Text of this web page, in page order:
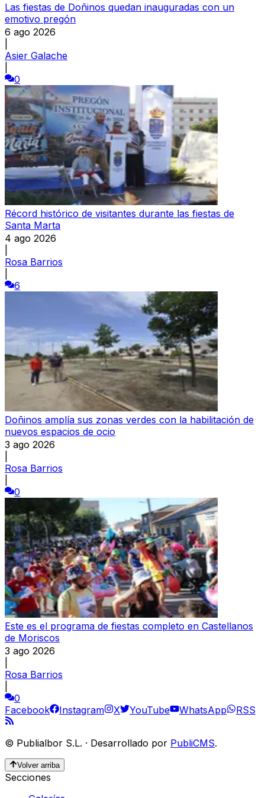
Las fiestas de Doñinos quedan inauguradas con un
emotivo pregón
6 ago 2026
Asier Galache
0
Récord histórico de visitantes durante las fiestas de
Santa Marta
4 ago 2026
Rosa Barrios
6
Doñinos amplía sus zonas verdes con la habilitación de
nuevos espacios de ocio
3 ago 2026
Rosa Barrios
0
Este es el programa de fiestas completo en Castellanos
de Moriscos
3 ago 2026
Rosa Barrios
0
Facebook
Instagram X YouTube WhatsApp RSS
© Publialbor S.L. · Desarrollado por PubliCMS.
Volver arriba
Secciones